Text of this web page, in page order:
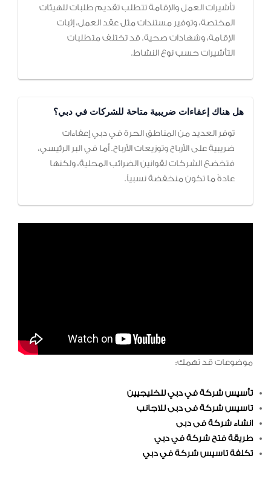
تأشيرات العمل والإقامة تتطلب تقديم طلبات للهيئات
المختصة، وتوفير مستندات مثل عقد العمل، إثبات
الإقامة، وشهادات صحية. قد تختلف متطلبات
التأشيرات حسب نوع النشاط.
هل هناك إعفاءات ضريبية متاحة للشركات في دبي؟
توفر العديد من المناطق الحرة في دبي إعفاءات
ضريبية على الأرباح وتوزيعات الأرباح. أما في البر الرئيسي،
فتخضع الشركات لقوانين الضرائب المحلية، ولكنها
عادةً ما تكون منخفضة نسبياً.
موضوعات قد تهمك:
تأسيس شركة في دبي للخليجيين
تاسيس شركة فى دبى للاجانب
انشاء شركة فى دبى
طريقة فتح شركة في دبي
تكلفة تاسيس شركة في دبي